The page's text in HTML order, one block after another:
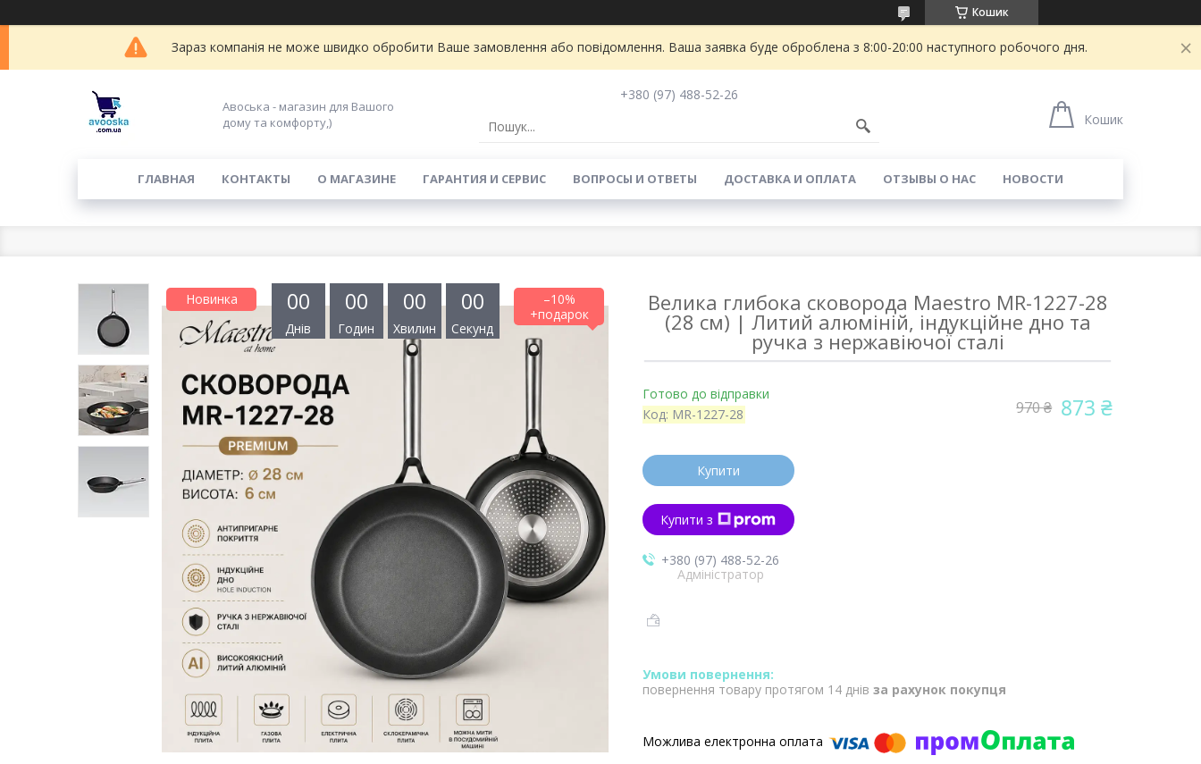
Кошик
Зараз компанія не може швидко обробити Ваше замовлення або повідомлення. Ваша заявка буде оброблена з 8:00-20:00 наступного робочого дня.
Авоська - магазин для Вашого
дому та комфорту,)
+380 (97) 488-52-26
Кошик
ГЛАВНАЯ КОНТАКТЫ О МАГАЗИНЕ ГАРАНТИЯ И СЕРВИС ВОПРОСЫ И ОТВЕТЫ ДОСТАВКА И ОПЛАТА ОТЗЫВЫ О НАС НОВОСТИ
Новинка –10%
00
Днів
00
Годин
00
Хвилин
00
Секунд
Велика глибока сковорода Maestro MR-1227-28
(28 см) | Литий алюміній, індукційне дно та
ручка з нержавіючої сталі
Готово до відправки
Код: MR-1227-28 970 ₴ 873 ₴
Купити
Купити з
+380 (97) 488-52-26
Адміністратор
повернення товару протягом 14 днів за рахунок покупця